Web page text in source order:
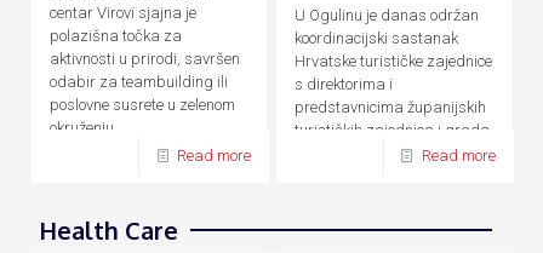
centar Virovi sjajna je
polazišna točka za
aktivnosti u prirodi, savršen
odabir za teambuilding ili
poslovne susrete u zelenom
okruženju.
Read more
U Ogulinu je danas održan
koordinacijski sastanak
Hrvatske turističke zajednice
s direktorima i
predstavnicima županijskih
turističkih zajednica i grada
Read more
Health Care